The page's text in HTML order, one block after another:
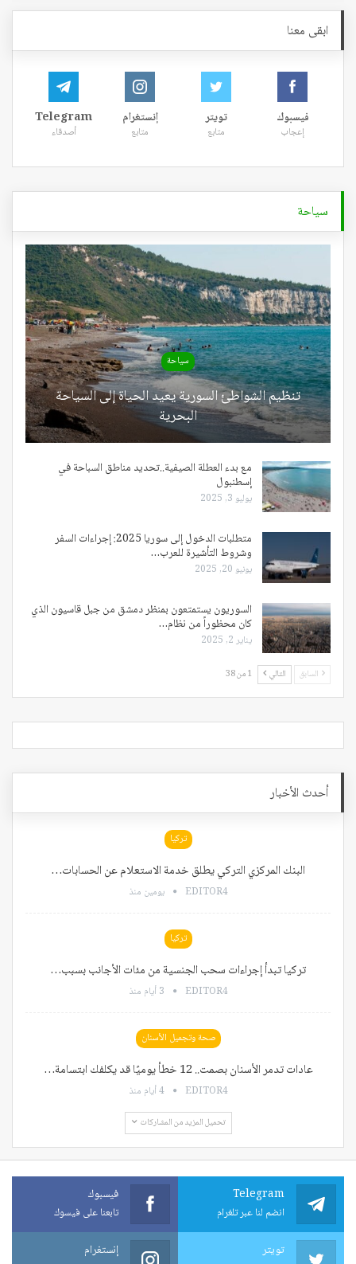
ابقى معنا
فيسبوك
إعجاب
تويتر
متابع
إنستغرام
متابع
Telegram
أصدقاء
سياحة
سياحة
تنظيم الشواطئ السورية يعيد الحياة إلى السياحة
البحرية
مع بدء العطلة الصيفية..تحديد مناطق السباحة في
إسطنبول
يوليو 3, 2025
متطلبات الدخول إلى سوريا 2025: إجراءات السفر
وشروط التأشيرة للعرب…
يونيو 20, 2025
السوريون يستمتعون بمنظر دمشق من جبل قاسيون الذي
كان محظوراً من نظام…
يناير 2, 2025
السابق التالي 1 من 38
أحدث الأخبار
تركيا
البنك المركزي التركي يطلق خدمة الاستعلام عن الحسابات…
EDITOR4 يومين منذ
تركيا
تركيا تبدأ إجراءات سحب الجنسية من مئات الأجانب بسبب…
EDITOR4 3 أيام منذ
صحة وتجميل الأسنان
عادات تدمر الأسنان بصمت.. 12 خطأ يوميًا قد يكلفك ابتسامة…
EDITOR4 4 أيام منذ
تحميل المزيد من المشاركات
Telegram
انضم لنا عبر تلغرام
فيسبوك
تابعنا على فيسوك
تويتر إنستغرام